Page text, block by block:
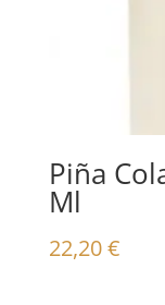
Piña
Ml
22,20€